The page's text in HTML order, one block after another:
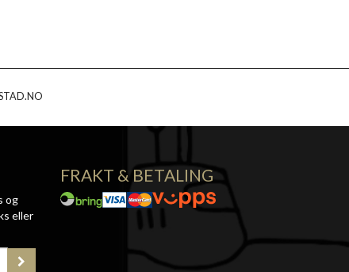
og
eller
FRAKT & BETALING